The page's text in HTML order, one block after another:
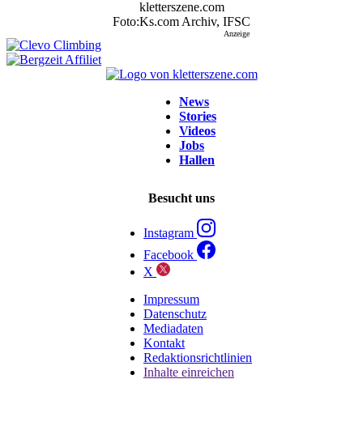
kletterszene.com
Foto Ks.com Archiv, IFSC
Anzeige
News
Stories
Videos
Jobs
Hallen
Besucht uns
Instagram
Facebook
X
Impressum
Datenschutz
Mediadaten
Kontakt
Redaktionsrichtlinien
Inhalte einreichen